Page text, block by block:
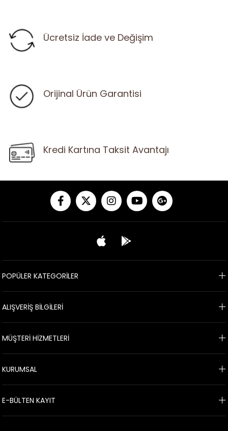
Ücretsiz İade ve Değişim
Orijinal Ürün Garantisi
Kredi Kartına Taksit Avantajı
POPÜLER KATEGORİLER
ALIŞVERİŞ BİLGİLERİ
MÜŞTERİ HİZMETLERİ
KURUMSAL
E-BÜLTEN KAYIT